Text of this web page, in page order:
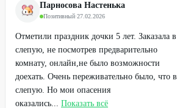
Парносова Настенька
Позитивный·27.02.2026
Отметили праздник дочки 5 лет. Заказала в
слепую, не посмотрев предварительно
комнату, онлайн,не было возможности
доехать. Очень переживательно было, что в
слепую. Но мои опасения
оказались... Показать всё